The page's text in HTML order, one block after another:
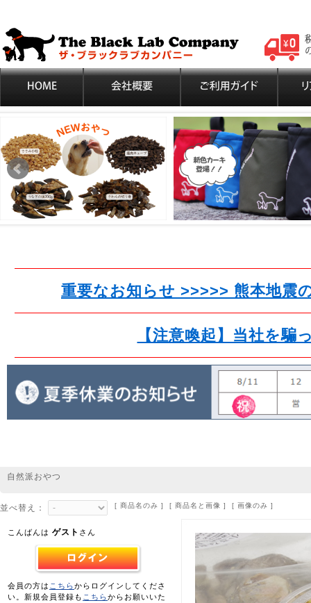
重要なお知らせ >>>>> 熊本地震
【注意喚起】当社を
自然派おやつ
並べ替え： [ 商品名のみ ] [ 商品名と画像 ] [ 画像のみ ]
こんばんは ゲスト さん
会員の方は こちらからログインしてくださ
い。新規会員登録も こちらからお願いいた